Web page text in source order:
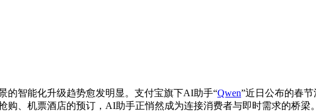
的智能化升级趋势愈发明显。支付宝旗下AI助手“Qwen”近日公布的春
购、机票酒店的预订，AI助手正悄然成为连接消费者与即时需求的桥梁。